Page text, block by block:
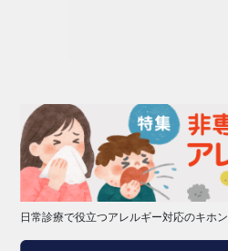
日常診療で役立つアレルギー対応のキホン